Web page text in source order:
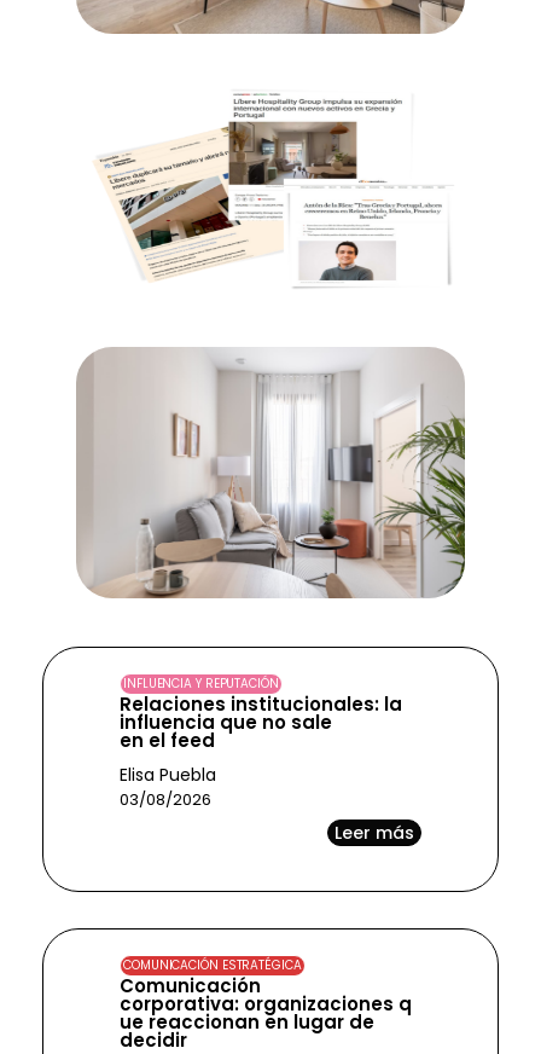
INFLUENCIA Y REPUTACIÓN
Relaciones institucionales: la
influencia que no sale
en el feed
Elisa Puebla
03/08/2026
Leer más
COMUNICACIÓN ESTRATÉGICA
Comunicación
corporativa: organizaciones q
ue reaccionan en lugar de
decidir